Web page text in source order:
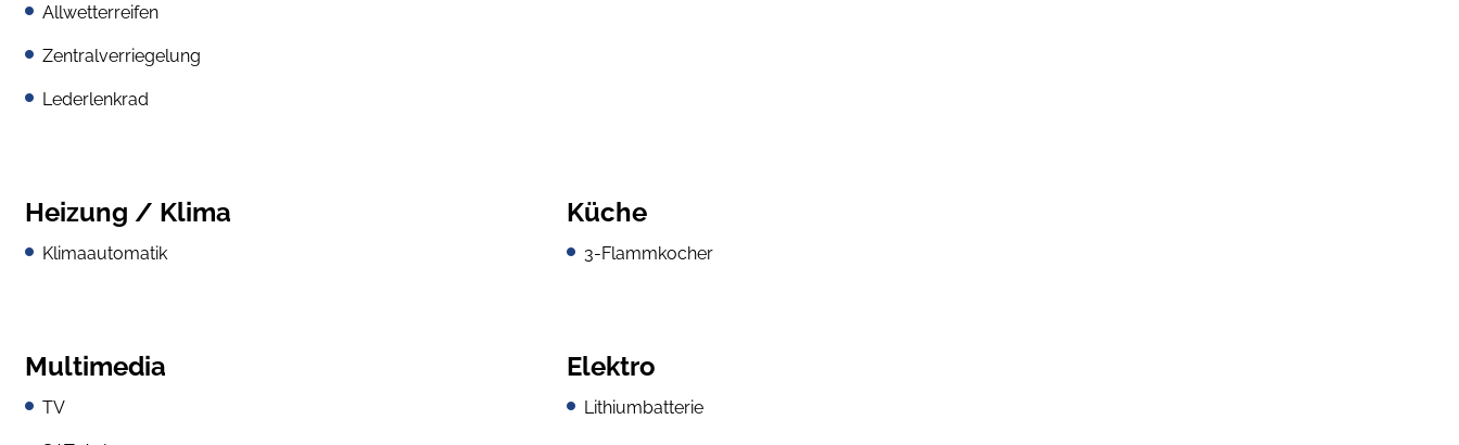
Allwetterreifen
Zentralverriegelung
Lederlenkrad
Heizung / Klima
Klimaautomatik
Küche
3-Flammkocher
Multimedia
TV
Elektro
Lithiumbatterie